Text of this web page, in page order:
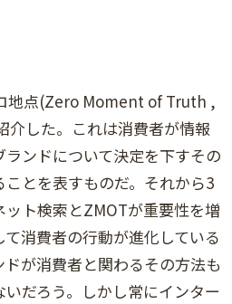
地点(Zero Moment of Truth ,
介した。これは消費者が情報
ンドについて決定を下すその
とを表すものだ。それから3
ト検索とZMOTが重要性を増
消費者の行動が進化している
が消費者と関わるその方法も
だろう。しかし常にインター